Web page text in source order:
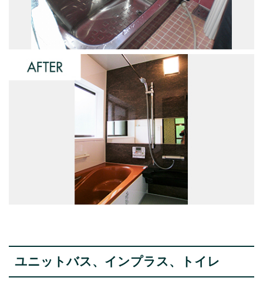
ユニットバス、インプラス、トイレ